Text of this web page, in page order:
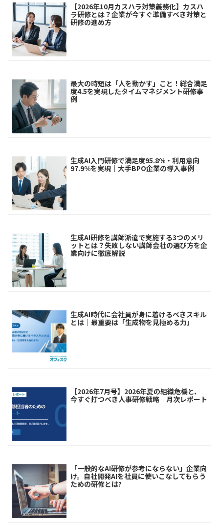
【2026年10月カスハラ対策義務化】カスハ
ラ研修とは？企業が今すぐ準備すべき対策と
研修の進め方
最大の時短は「人を動かす」こと！総合満足
度4.5を実現したタイムマネジメント研修事
例
生成AI入門研修で満足度95.8%・利用意向
97.9%を実現｜大手BPO企業の導入事例
生成AI研修を講師派遣で実施する3つのメリ
ットとは？失敗しない講師会社の選び方を企
業向けに徹底解説
生成AI時代に会社員が身に着けるべきスキル
とは｜最重要は「生成物を見極める力」
【2026年7月号】2026年夏の組織危機と、
今すぐ打つべき人事研修戦略｜月次レポート
「一般的なAI研修が参考にならない」企業向
け。自社開発AIを社員に使いこなしてもらう
ための研修とは?